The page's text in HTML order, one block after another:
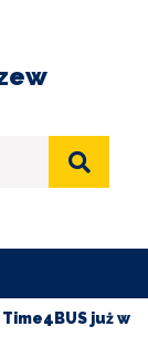
już w